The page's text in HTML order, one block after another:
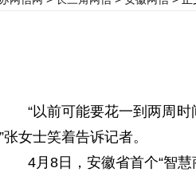
“以前可能要花一到两周
”张女士笑着告诉记者。
4月8日，安徽省首个“智